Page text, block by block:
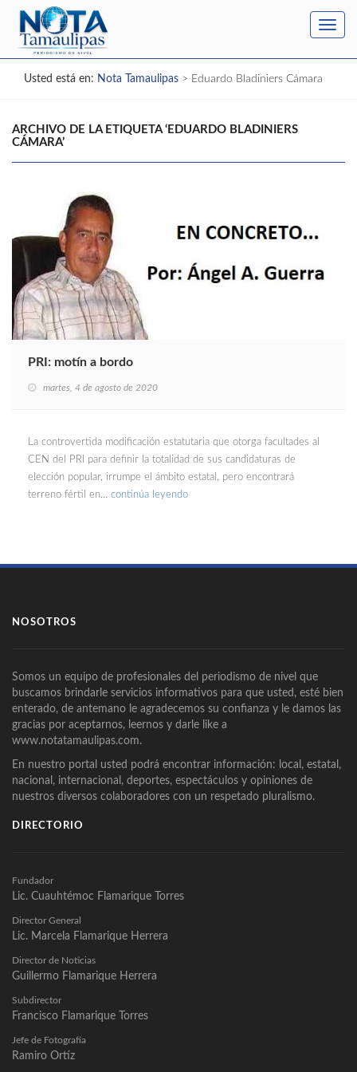
Usted está en: Nota Tamaulipas > Eduardo Bladiniers Cámara
ARCHIVO DE LA ETIQUETA ‘EDUARDO BLADINIERS
CÁMARA’
PRI: motín a bordo
martes, 4 de agosto de 2020
La controvertida modificación estatutaria que otorga facultades al
CEN del PRI para definir la totalidad de sus candidaturas de
elección popular, irrumpe el ámbito estatal, pero encontrará
terreno fértil en… continúa leyendo
NOSOTROS
Somos un equipo de profesionales del periodismo de nivel que
buscamos brindarle servicios informativos para que usted, esté bien
enterado, de antemano le agradecemos su confianza y le damos las
gracias por aceptarnos, leernos y darle like a
www.notatamaulipas.com.
En nuestro portal usted podrá encontrar información: local, estatal,
nacional, internacional, deportes, espectáculos y opiniones de
nuestros diversos colaboradores con un respetado pluralismo.
DIRECTORIO
Fundador
Lic. Cuauhtémoc Flamarique Torres
Director General
Lic. Marcela Flamarique Herrera
Director de Noticias
Guillermo Flamarique Herrera
Subdirector
Francisco Flamarique Torres
Jefe de Fotografía
Ramiro Ortíz